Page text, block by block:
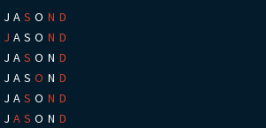
J A S O N D
J A S O N D
J A S O N D
J A S O N D
J A S O N D
J A S O N D